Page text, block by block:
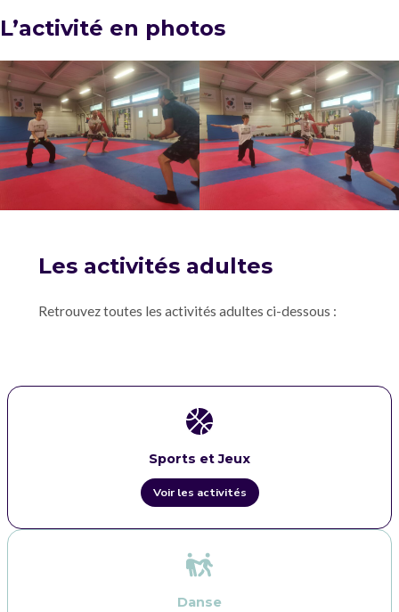
L’activité en photos
Les activités adultes
Retrouvez toutes les activités adultes ci-dessous :
Sports et Jeux
Voir les activités
Danse